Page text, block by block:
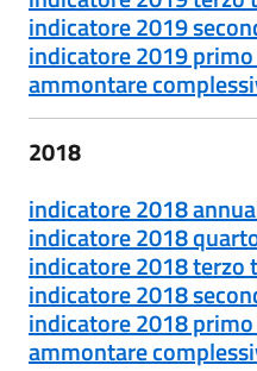
indicatore 2019
indicatore 2019
ammontare
2018
indicatore 2018
indicatore 2018
indicatore 2018 terzo
indicatore 2018
indicatore 2018
ammontare